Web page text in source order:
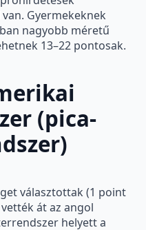
Gyermekeknek
nagyobb méretű
13–22 pontosak.
(pica-
választottak (1 point
át az angol
helyett a